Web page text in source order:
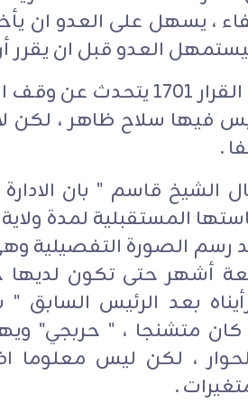
، يسهل على العدو ان يأخذ
العدو قبل ان
واعتبر سماحته ان القرار
.
الشيخ قاسم " بان
المستقبلية لمدة ولاية
الصورة التفصيلية
أربعة أشهر حتى تكون
بعد الرئيس
متشنجا ، " حربجي"
، لكن ليس معلوما
.